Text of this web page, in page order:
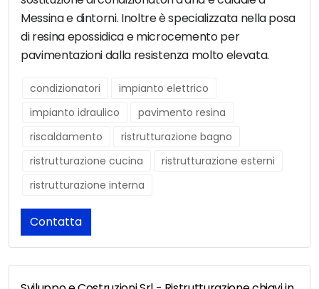
Messina e dintorni. Inoltre è specializzata nella posa
di resina epossidica e microcemento per
pavimentazioni dalla resistenza molto elevata.
condizionatori
impianto elettrico
impianto idraulico
pavimento resina
riscaldamento
ristrutturazione bagno
ristrutturazione cucina
ristrutturazione esterni
ristrutturazione interna
Contatta